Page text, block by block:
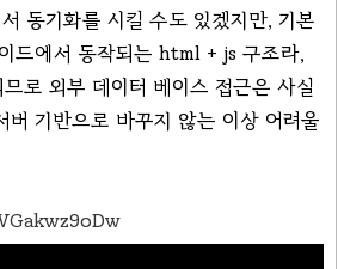
동기화를 시킬 수도 있겠지만, 기본
드에서 동작되는 html + js 구조라,
로 외부 데이터 베이스 접근은 사실
버 기반으로 바꾸지 않는 이상 어려울